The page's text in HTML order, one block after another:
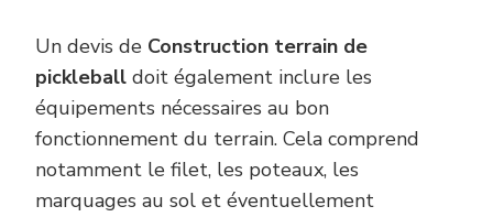
Un devis de Construction terrain de
pickleball doit également inclure les
équipements nécessaires au bon
fonctionnement du terrain. Cela comprend
notamment le filet, les poteaux, les
marquages au sol et éventuellement